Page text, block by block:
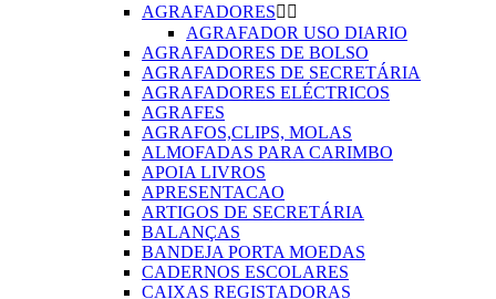
AGRAFADORES 
AGRAFADOR USO DIARIO
AGRAFADORES DE BOLSO
AGRAFADORES DE SECRETÁRIA
AGRAFADORES ELÉCTRICOS
AGRAFES
AGRAFOS,CLIPS, MOLAS
ALMOFADAS PARA CARIMBO
APOIA LIVROS
APRESENTACAO
ARTIGOS DE SECRETÁRIA
BALANÇAS
BANDEJA PORTA MOEDAS
CADERNOS ESCOLARES
CAIXAS REGISTADORAS